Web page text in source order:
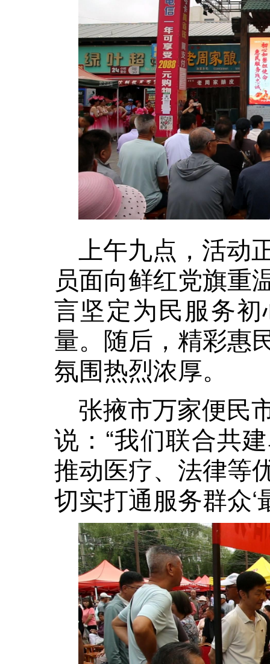
上午九点，活动
员面向鲜红党旗重
言坚定为民服务
量。随后，精彩惠
氛围热烈浓厚。
张掖市万家便民
说：“我们联合共
推动医疗、法律等
切实打通服务群众‘